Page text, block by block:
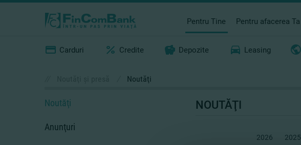
Pentru Tine Pentru afacerea Ta
Carduri Credite Depozite Leasing
Noutăţi
Noutăţi
Anunţuri
NOUTĂŢI
2026 2025